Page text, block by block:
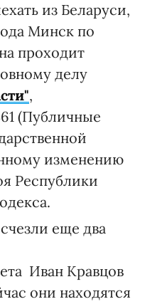
из Беларуси,
Минск по
проходит
делу
,
(Публичные
изменению
Республики
еще два
Иван Кравцов
они находятся